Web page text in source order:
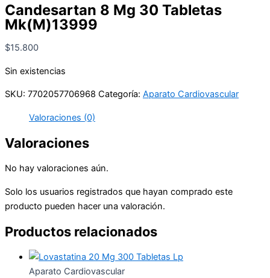
Candesartan 8 Mg 30 Tabletas
Mk(M)13999
$15.800
Sin existencias
SKU: 7702057706968 Categoría: Aparato Cardiovascular
Valoraciones (0)
Valoraciones
No hay valoraciones aún.
Solo los usuarios registrados que hayan comprado este
producto pueden hacer una valoración.
Productos relacionados
Aparato Cardiovascular